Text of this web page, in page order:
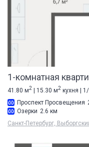
1-комнатная
41.80 м2 | 15.30 м2 кухня |
Проспект Просвещения
Озерки 2.6 км
Санкт-Петербург,